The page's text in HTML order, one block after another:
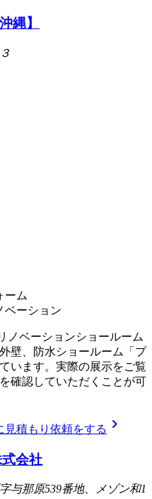
縄】
ーム
ベーション
ノベーションショールーム
壁、防水ショールーム「プ
います。実際の展示をご覧
確認していただくことが可
見積もり依頼をする chevron_right
会社
与那原539番地、メゾン和1